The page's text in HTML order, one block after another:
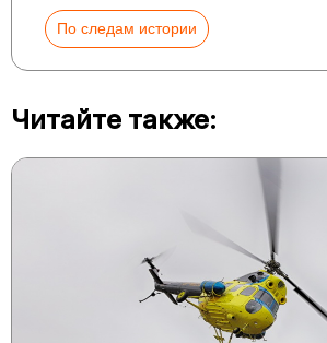
По следам истории
Читайте также: